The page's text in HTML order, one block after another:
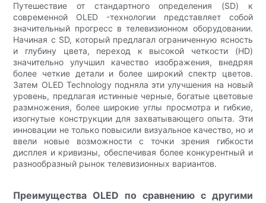
Путешествие от стандартного определения (SD) к
современной OLED -технологии представляет собой
значительный прогресс в телевизионном оборудовании.
Начиная с SD, который предлагал ограниченную ясность
и глубину цвета, переход к высокой четкости (HD)
значительно улучшил качество изображения, внедряя
более четкие детали и более широкий спектр цветов.
Затем OLED Technology подняла эти улучшения на новый
уровень, предлагая истинные черные, богатые цветовые
размножения, более широкие углы просмотра и гибкие,
изогнутые конструкции для захватывающего опыта. Эти
инновации не только повысили визуальное качество, но и
ввели новые возможности с точки зрения гибкости
дисплея и кривизны, обеспечивая более конкурентный и
разнообразный рынок телевизионных вариантов.
Преимущества OLED по сравнению с другими